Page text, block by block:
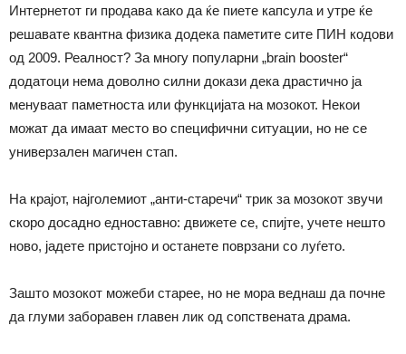
Интернетот ги продава како да ќе пиете капсула и утре ќе
решавате квантна физика додека паметите сите ПИН кодови
од 2009. Реалност? За многу популарни „brain booster“
додатоци нема доволно силни докази дека драстично ја
менуваат паметноста или функцијата на мозокот. Некои
можат да имаат место во специфични ситуации, но не се
универзален магичен стап.
На крајот, најголемиот „анти-старечи“ трик за мозокот звучи
скоро досадно едноставно: движете се, спијте, учете нешто
ново, јадете пристојно и останете поврзани со луѓето.
Зашто мозокот можеби старее, но не мора веднаш да почне
да глуми заборавен главен лик од сопствената драма.